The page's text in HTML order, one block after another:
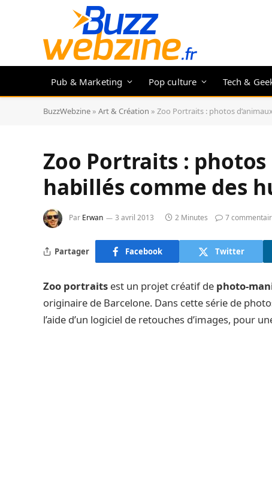
Pub & Marketing Pop culture Tech &
BuzzWebzine » Art & Création » Zoo Portraits : photos
Zoo Portraits :
habillés comme des
Par Erwan 3 avril 2013 2 Minutes 7
Partager Facebook Twitter
Zoo portraits est un projet créatif de photo-
originaire de Barcelone. Dans cette série de
l’aide d’un logiciel de retouches d’images, pour